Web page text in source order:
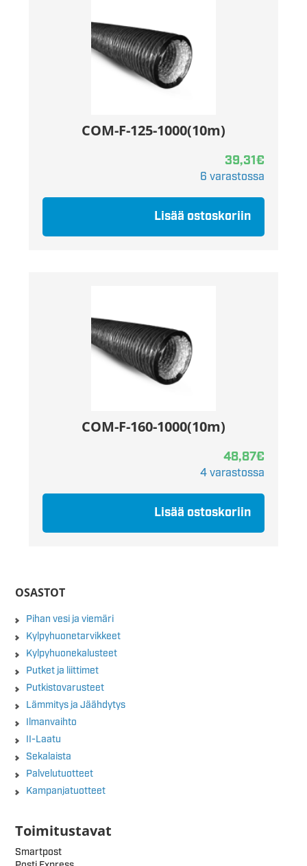
COM-F-125-1000(10m)
39,31€
6 varastossa
Lisää ostoskoriin
COM-F-160-1000(10m)
48,87€
4 varastossa
Lisää ostoskoriin
OSASTOT
Pihan vesi ja viemäri
Kylpyhuonetarvikkeet
Kylpyhuonekalusteet
Putket ja liittimet
Putkistovarusteet
Lämmitys ja Jäähdytys
Ilmanvaihto
II-Laatu
Sekalaista
Palvelutuotteet
Kampanjatuotteet
Toimitustavat
Smartpost